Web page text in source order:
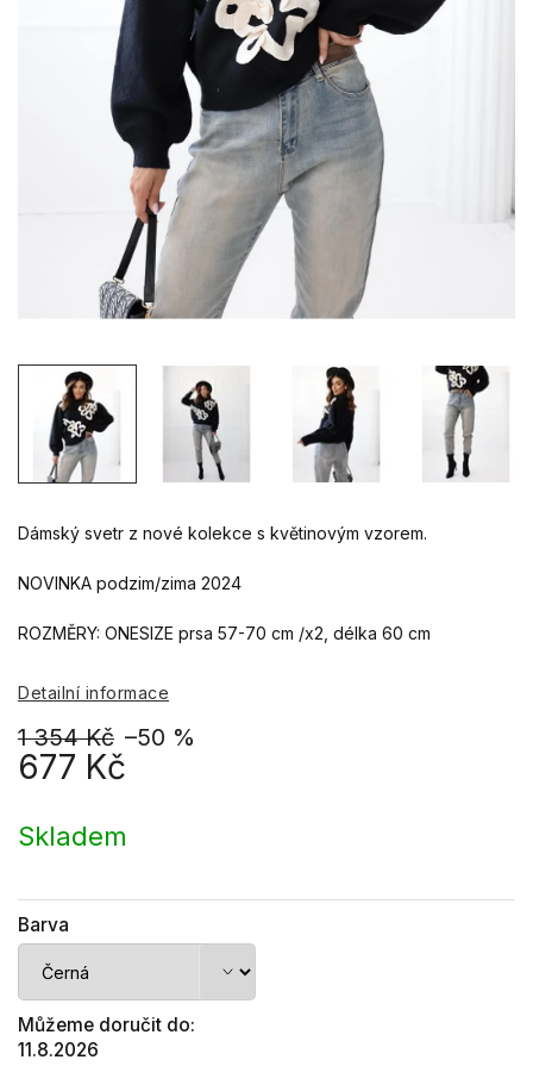
1 354 Kč –50 %
677 Kč
cena:
Skladem
Barva
Můžeme doručit do:
11.8.2026
Dámský svetr z nové kolekce s květinovým vzorem.
NOVINKA podzim/zima 2024
ROZMĚRY: ONESIZE prsa 57-70 cm /x2, délka 60 cm
Detailní informace